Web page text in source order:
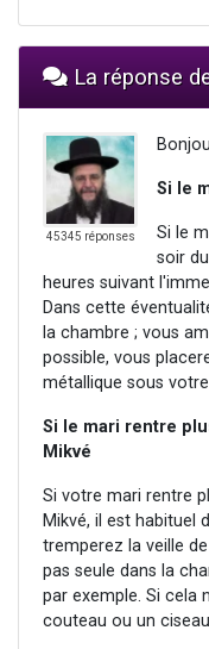
La réponse
45345 réponses
Si le
Si le
soir
heures suivant
Dans cette
la chambre ; vous
possible, vous
métallique sous
Si le mari rentre
Mikvé
Si votre mari rentre
Mikvé, il est habituel
tremperez la veille
pas seule dans la
par exemple. Si cela
couteau ou un